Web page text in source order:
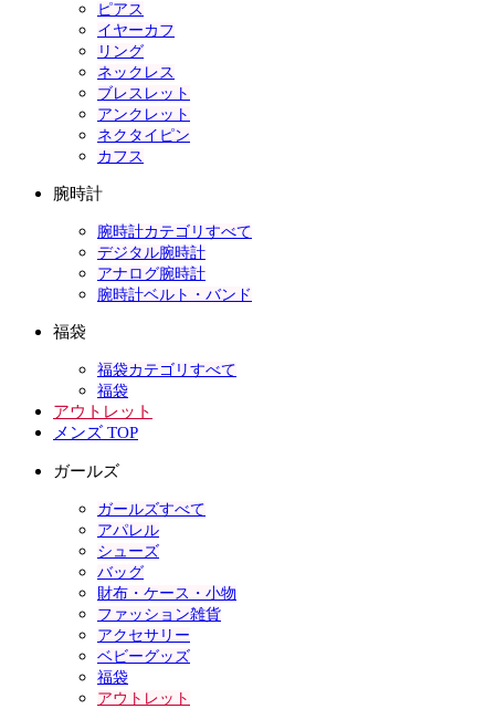
ピアス
イヤーカフ
リング
ネックレス
ブレスレット
アンクレット
ネクタイピン
カフス
腕時計
腕時計カテゴリすべて
デジタル腕時計
アナログ腕時計
腕時計ベルト・バンド
福袋
福袋カテゴリすべて
福袋
アウトレット
メンズ TOP
ガールズ
ガールズすべて
アパレル
シューズ
バッグ
財布・ケース・小物
ファッション雑貨
アクセサリー
ベビーグッズ
福袋
アウトレット